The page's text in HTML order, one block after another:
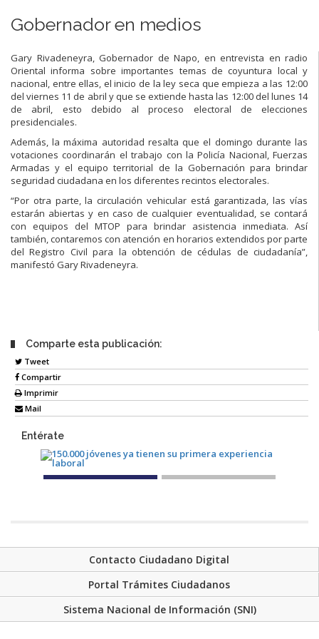
Gobernador en medios
Gary Rivadeneyra, Gobernador de Napo, en entrevista en radio
Oriental informa sobre importantes temas de coyuntura local y
nacional, entre ellas, el inicio de la ley seca que empieza a las 12:00
del viernes 11 de abril y que se extiende hasta las 12:00 del lunes 14
de abril, esto debido al proceso electoral de elecciones
presidenciales.
Además, la máxima autoridad resalta que el domingo durante las
votaciones coordinarán el trabajo con la Policía Nacional, Fuerzas
Armadas y el equipo territorial de la Gobernación para brindar
seguridad ciudadana en los diferentes recintos electorales.
“Por otra parte, la circulación vehicular está garantizada, las vías
estarán abiertas y en caso de cualquier eventualidad, se contará
con equipos del MTOP para brindar asistencia inmediata. Así
también, contaremos con atención en horarios extendidos por parte
del Registro Civil para la obtención de cédulas de ciudadanía”,
manifestó Gary Rivadeneyra.
Comparte esta publicación:
Tweet
Compartir
Imprimir
Mail
Entérate
Contacto Ciudadano Digital
Portal Trámites Ciudadanos
Sistema Nacional de Información (SNI)